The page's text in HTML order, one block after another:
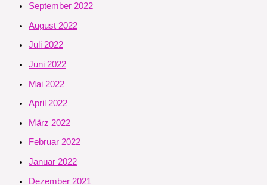
September 2022
August 2022
Juli 2022
Juni 2022
Mai 2022
April 2022
März 2022
Februar 2022
Januar 2022
Dezember 2021